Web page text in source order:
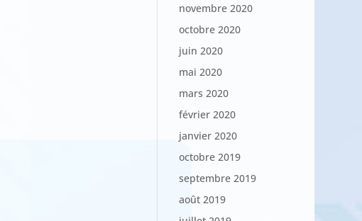
novembre 2020
octobre 2020
juin 2020
mai 2020
mars 2020
février 2020
janvier 2020
octobre 2019
septembre 2019
août 2019